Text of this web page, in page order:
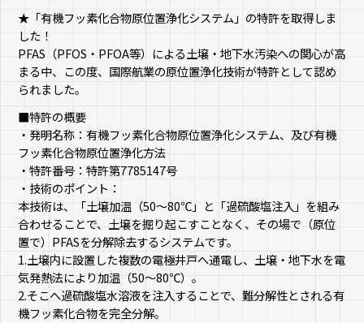
★「有機フッ素化合物原位置浄化システム」の特許を取得しま
した！
PFAS（PFOS・PFOA等）による土壌・地下水汚染への関心が高
まる中、この度、国際航業の原位置浄化技術が特許として認め
られました。
■特許の概要
・発明名称：有機フッ素化合物原位置浄化システム、及び有機
フッ素化合物原位置浄化方法
・特許番号：特許第7785147号
・技術のポイント：
本技術は、「土壌加温（50～80℃」と「過硫酸塩注入」を組み
合わせることで、土壌を掘り起こすことなく、その場で（原位
置で）PFASを分解除去するシステムです。
1.土壌内に設置した複数の電極井戸へ通電し、土壌・地下水を電
気発熱法により加温（50～80℃）。
2.そこへ過硫酸塩水溶液を注入することで、難分解性とされる有
機フッ素化合物を完全分解。